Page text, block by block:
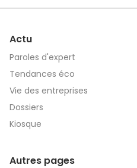
Actu
Paroles d'expert
Tendances éco
Vie des entreprises
Dossiers
Kiosque
Autres pages